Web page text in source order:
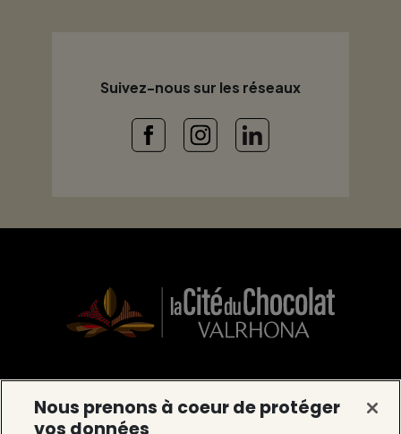
Suivez-nous sur les réseaux
La Cité du Chocolat Valrhona
Nous prenons à coeur de protéger
vos données